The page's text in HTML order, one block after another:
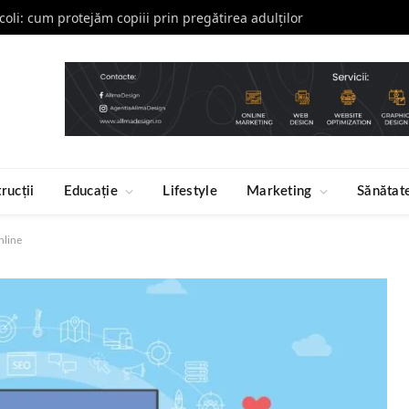
cum protejăm copiii prin pregătirea adulților
Educație Lifestyle Marketing